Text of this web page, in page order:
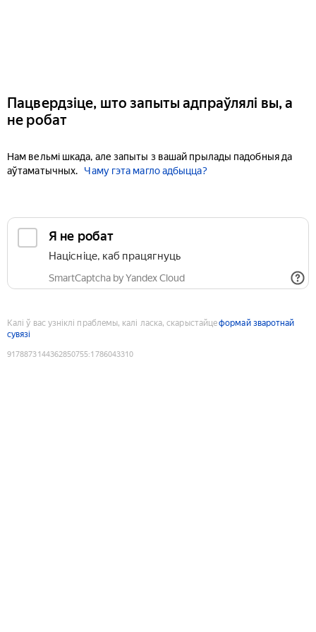
Пацвердзіце, што запыты адпраўлялі вы, а
не робат
Нам вельмі шкада, але запыты з вашай прылады падобныя да
аўтаматычных.
Чаму гэта магло адбыцца?
Я не робат
Націсніце, каб працягнуць
SmartCaptcha by Yandex Cloud
Калі ў вас узніклі праблемы, калі ласка, скарыстайцеформай зваротнай
сувязі
9178873144362850755:1786043310